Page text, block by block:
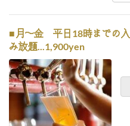
■月〜金 平日18時までの
み放題...1,900yen